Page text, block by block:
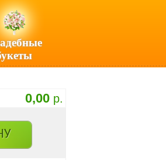
0,00р.